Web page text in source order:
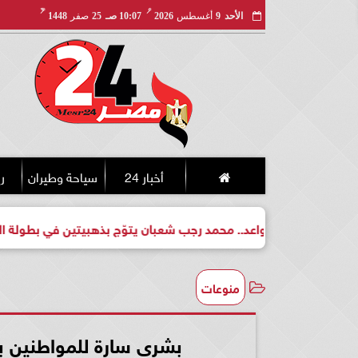
الأحد 9 أغسطس 2026
مـ
10:07 صـ 25 صفر 1448
هـ
أخبار 24 سياحة وطيران
واعد.. محمد رجب شعبان يتوّج بذهبيتين في بطولة الجمهورية
منوعات
بشرى سارة للمواطنين